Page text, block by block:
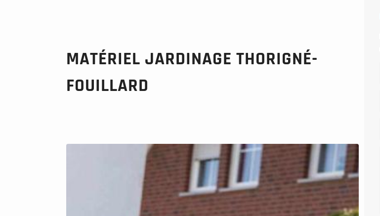
MATÉRIEL JARDINAGE THORIGNÉ-
FOUILLARD